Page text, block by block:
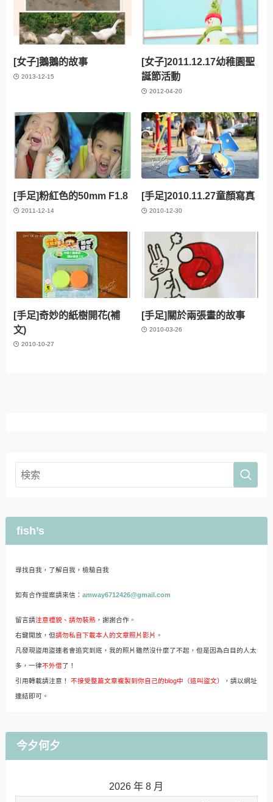
[女子]鵝鵝的故事
2013-12-15
[女子]2011.12.17幼稚園聖
誕節活動
2012-04-20
[手足]粉紅色的50mm F1.8
2011-12-14
[手足]2010.11.27童顏寫真
2010-12-30
[手足]奇妙的紙樹開花(補
文)
2010-10-27
[手足]關於兩張畫的故事
2010-03-26
fish’s
尋找自我，了解自我，檢驗自我
如有合作提案請來信： amway6712426@gmail.com
留言請注意禮貌、請勿裝熟，謝謝合作。
右鍵開放，但請勿私自下載本人的文章照片影片 。
凡發現盜用盜連者會追究到底，我的照片雖然沒什麼了不起，但是因為白目的人太
多，一律不外借了！
引用轉載請注意！ 不接受整篇文章複製到你自己的blog中（這叫盜文） ，請以網址
連結即可。
今夕何夕
2026 年 8 月